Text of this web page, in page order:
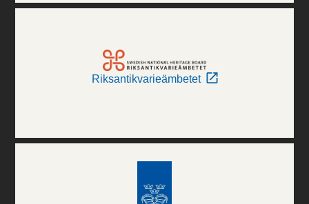
Riksantikvarieämbetet